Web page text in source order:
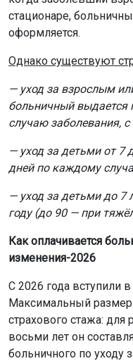
стационаре,
оформляется.
Однако существуют
— уход за взрослым
больничный
случаю заболевания, с
— уход за детьми от 7
дней по каждому
— уход за детьми до 7
году (до 90 — при
Как оплачивается
изменения-2026
С 2026 года вступили
Максимальный размер
страхового стажа:
восьми лет он
больничного по